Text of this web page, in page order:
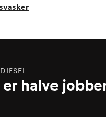
halve